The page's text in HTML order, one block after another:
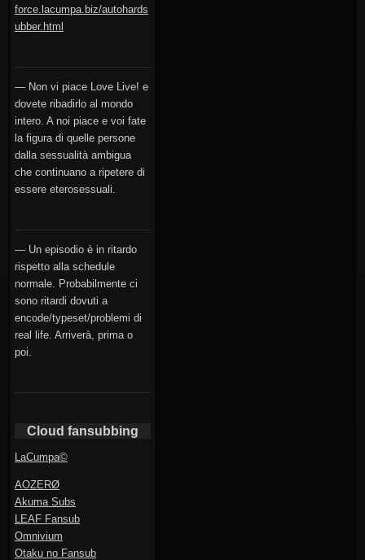
force.lacumpa.biz/autohards
ubber.html
— Non vi piace Love Live! e
dovete ribadirlo al mondo
intero. A noi piace e voi fate
la figura di quelle persone
dalla sessualità ambigua
che continuano a ripetere di
essere eterosessuali.
— Un episodio è in ritardo
rispetto alla schedule
normale. Probabilmente ci
sono ritardi dovuti a
encode/typeset/problemi di
real life. Arriverà, prima o
poi.
Cloud fansubbing
LaCumpa©
AOZERØ
Akuma Subs
LEAF Fansub
Omnivium
Otaku no Fansub